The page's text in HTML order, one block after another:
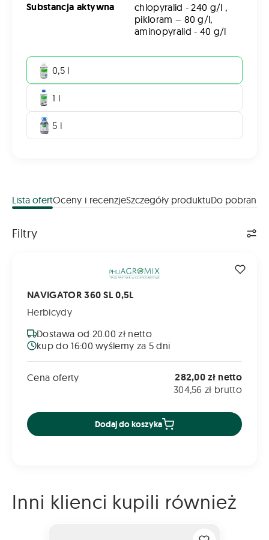
Substancja aktywna
chlopyralid - 240 g/l ,
pikloram – 80 g/l,
aminopyralid - 40 g/l
0,5 l
1 l
5 l
Lista ofertOceny i recenzjeSzczegóły produktuDo pobrania
Filtry
NAVIGATOR 360 SL 0,5L
Herbicydy
Dostawa od 20.00 zł netto
kup do 16:00 wyślemy za 5 dni
Cena oferty 282,00 zł netto
304,56 zł brutto
Dodaj do koszyka
Inni klienci kupili również